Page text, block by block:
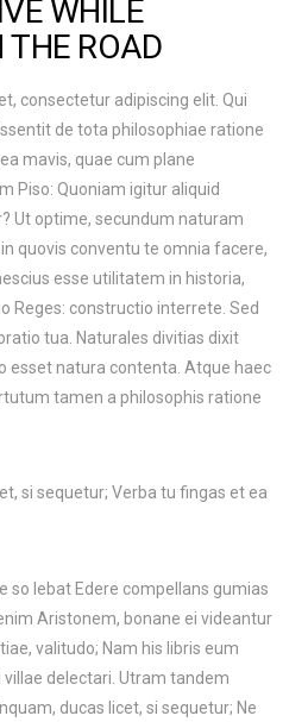
WHILE
THE ROAD
consectetur adipiscing elit. Qui
de tota philosophiae ratione
mavis, quae cum plane
Piso: Quoniam igitur aliquid
Ut optime, secundum naturam
quovis conventu te omnia facere,
esse utilitatem in historia,
Reges: constructio interrete. Sed
tua. Naturales divitias dixit
esset natura contenta. Atque haec
tamen a philosophis ratione
si sequetur; Verba tu fingas et ea
so lebat Edere compellans gumias
Aristonem, bonane ei videantur
valitudo; Nam his libris eum
delectari. Utram tandem
ducas licet, si sequetur; Ne